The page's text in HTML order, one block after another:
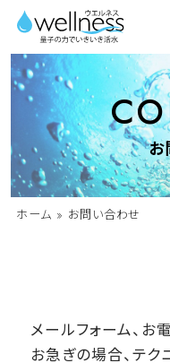
お
ホーム » お問い合わせ
メールフォーム、お
お急ぎの場合、テ